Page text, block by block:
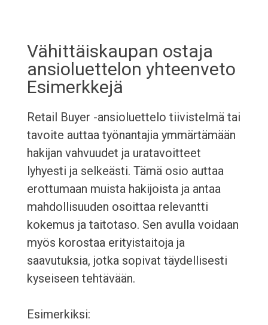
Vähittäiskaupan ostaja
ansioluettelon yhteenveto
Esimerkkejä
Retail Buyer -ansioluettelo tiivistelmä tai
tavoite auttaa työnantajia ymmärtämään
hakijan vahvuudet ja uratavoitteet
lyhyesti ja selkeästi. Tämä osio auttaa
erottumaan muista hakijoista ja antaa
mahdollisuuden osoittaa relevantti
kokemus ja taitotaso. Sen avulla voidaan
myös korostaa erityistaitoja ja
saavutuksia, jotka sopivat täydellisesti
kyseiseen tehtävään.
Esimerkiksi: